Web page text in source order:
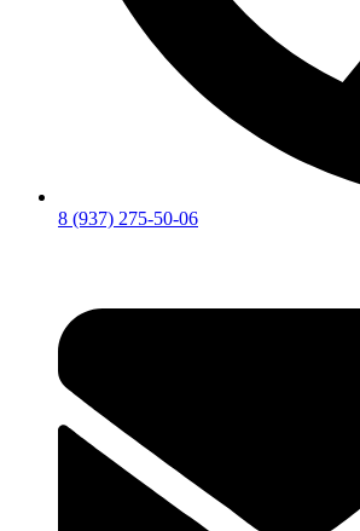
8 (937) 275-50-06